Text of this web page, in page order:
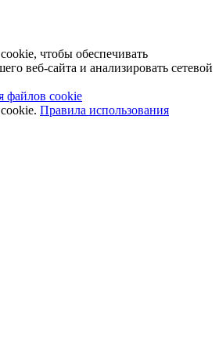
чтобы обеспечивать
веб-сайта и анализировать сетевой
файлов cookie
Правила использования